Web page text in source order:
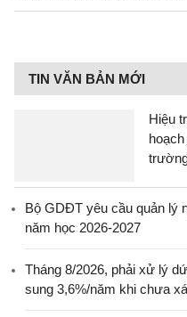
TIN VĂN BẢN MỚI
Hiệu
Bộ GDĐT yêu cầu quản lý
năm học 2026-2027
Tháng 8/2026, phải xử lý
sung 3,6%/năm khi chưa